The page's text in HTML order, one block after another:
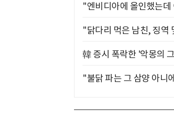
"엔비디아에 올인했는
"닭다리 먹은 남친, 징역
韓 증시 폭락한 '악몽의
"불닭 파는 그 삼양 아니